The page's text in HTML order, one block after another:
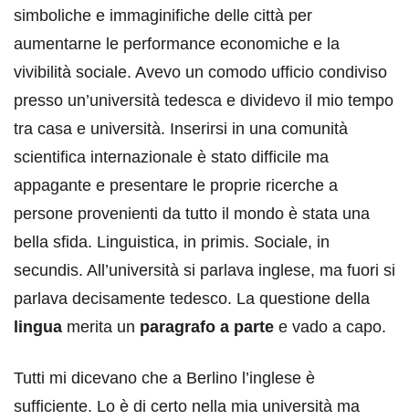
simboliche e immaginifiche delle città per
aumentarne le performance economiche e la
vivibilità sociale. Avevo un comodo ufficio condiviso
presso un’università tedesca e dividevo il mio tempo
tra casa e università. Inserirsi in una comunità
scientifica internazionale è stato difficile ma
appagante e presentare le proprie ricerche a
persone provenienti da tutto il mondo è stata una
bella sfida. Linguistica, in primis. Sociale, in
secundis. All’università si parlava inglese, ma fuori si
parlava decisamente tedesco. La questione della
lingua merita un paragrafo a parte e vado a capo.
Tutti mi dicevano che a Berlino l’inglese è
sufficiente. Lo è di certo nella mia università ma